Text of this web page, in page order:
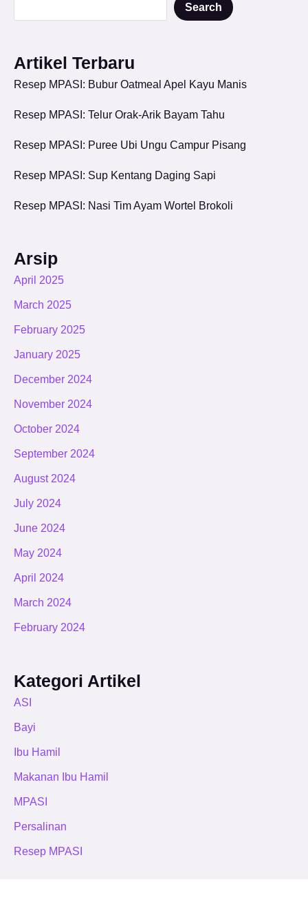
Search
Artikel Terbaru
Resep MPASI: Bubur Oatmeal Apel Kayu Manis
Resep MPASI: Telur Orak-Arik Bayam Tahu
Resep MPASI: Puree Ubi Ungu Campur Pisang
Resep MPASI: Sup Kentang Daging Sapi
Resep MPASI: Nasi Tim Ayam Wortel Brokoli
Arsip
April 2025
March 2025
February 2025
January 2025
December 2024
November 2024
October 2024
September 2024
August 2024
July 2024
June 2024
May 2024
April 2024
March 2024
February 2024
Kategori Artikel
ASI
Bayi
Ibu Hamil
Makanan Ibu Hamil
MPASI
Persalinan
Resep MPASI